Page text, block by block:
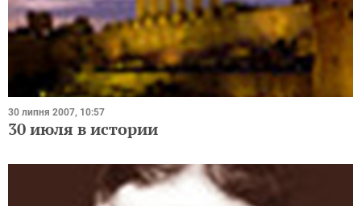
30 липня 2007, 10:57
30 июля в истории